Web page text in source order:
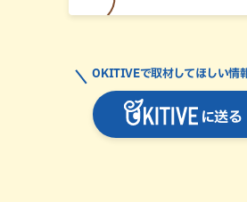
に送る
OKITIVEで取材してほしい情